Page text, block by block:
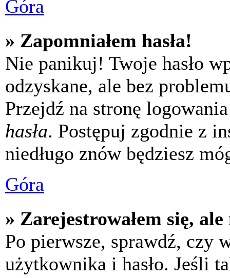
Góra
» Zapomniałem hasła!
Nie panikuj! Twoje hasło
odzyskane, ale bez
Przejdź na stronę
hasła. Postępuj zgodnie z
niedługo znów będziesz
Góra
» Zarejestrowałem się,
Po pierwsze, sprawdź, czy
użytkownika i hasło. Jeśli